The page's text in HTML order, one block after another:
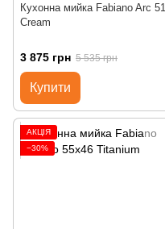
Кухонна мийка Fabiano Arc 51
Cream
3 875 грн 5 535 грн
Купити
АКЦІЯ
−30%